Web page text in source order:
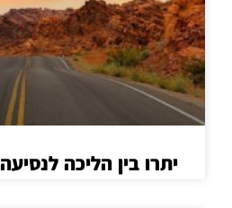
יתרו בין הליכה לנסיעה